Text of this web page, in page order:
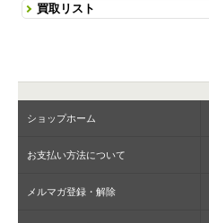
買取リスト
ショップホーム
お支払い方法について
メルマガ登録・解除